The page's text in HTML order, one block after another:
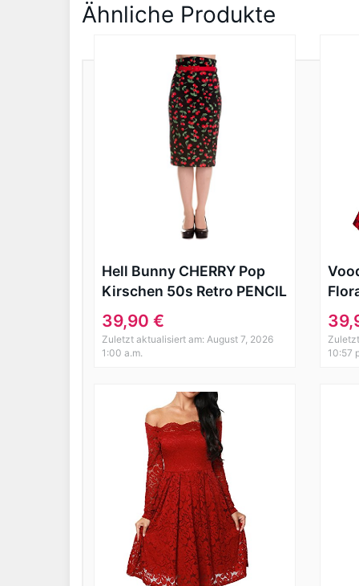
Ähnliche Produkte
Hell Bunny CHERRY Pop
Kirschen 50s Retro PENCIL
Skirt / Rock Rockabilly
39,90 €
Zuletzt aktualisiert am: August 7, 2026
1:00 a.m.
Pin
10:57